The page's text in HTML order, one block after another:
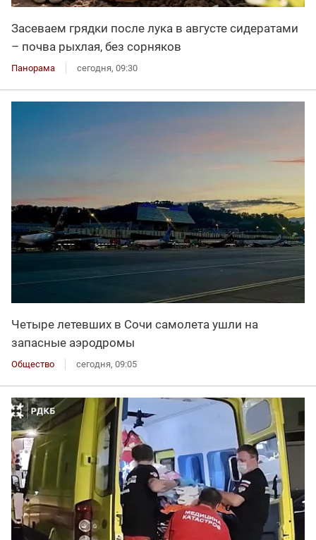
Засеваем грядки после лука в августе сидератами
– почва рыхлая, без сорняков
Панорама сегодня, 09:30
Четыре летевших в Сочи самолета ушли на
запасные аэродромы
Общество сегодня, 09:05